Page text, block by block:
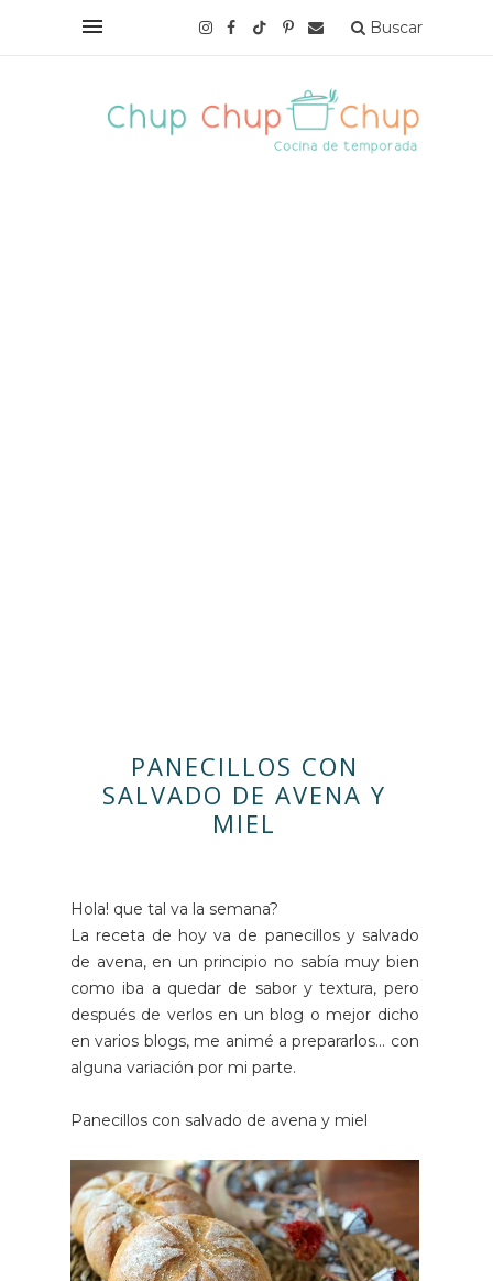
Buscar
PANECILLOS CON
SALVADO DE AVENA Y
MIEL
Hola! que tal va la semana?
La receta de hoy va de panecillos y salvado
de avena, en un principio no sabía muy bien
como iba a quedar de sabor y textura, pero
después de verlos en un blog o mejor dicho
en varios blogs, me animé a prepararlos... con
alguna variación por mi parte.
Panecillos con salvado de avena y miel